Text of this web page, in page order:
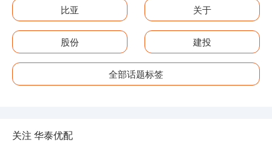
比亚 关于
股份 建投
全部话题标签
关注 华泰优配